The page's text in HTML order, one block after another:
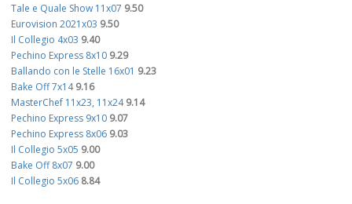
Tale e Quale Show 11x07 9.50
Eurovision 2021x03 9.50
Il Collegio 4x03 9.40
Pechino Express 8x10 9.29
Ballando con le Stelle 16x01 9.23
Bake Off 7x14 9.16
MasterChef 11x23, 11x24 9.14
Pechino Express 9x10 9.07
Pechino Express 8x06 9.03
Il Collegio 5x05 9.00
Bake Off 8x07 9.00
Il Collegio 5x06 8.84